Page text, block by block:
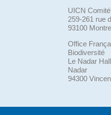
UICN
259-261 rue
93100
Office
Biodiversité
Le Nadar
Nadar
94300